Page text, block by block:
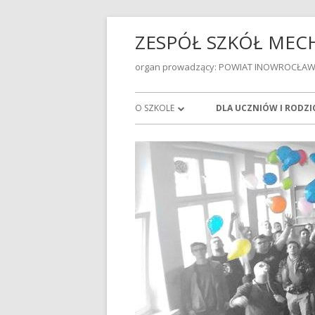
ZESPÓŁ SZKÓŁ
organ prowadzący: POWIAT
O SZKOLE
RADA PEDAGOGICZNA
PRACOWNICY ADMINISTRACJI I
OBSŁUGI
BIBLIOTEKA SZKOLNA
PLAN PRACY PEDAGOGA SZKOLNEGO
W ROKU SZKOLNYM 2023/2024
DLA UCZNIÓW I
STANDARDY OCHRONY
W ZSMIE
WYCHOWAWSTWA
SZKOLNYM 2025/2026
PRZEDMIOTOWE
EGZAMINY